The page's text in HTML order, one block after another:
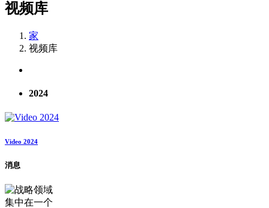
视频库
家
视频库
2024
Video 2024
消息